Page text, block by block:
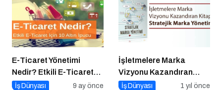
E-Ticaret Yönetimi
Nedir? Etkili E-Ticaret
Yönetimi İçin 10 Altın
İş Dünyası 9 ay önce
İşletmelere Marka
Vizyonu Kazandıran
Kitap: Stratejik Marka
İş Dünyası 1 yıl önce